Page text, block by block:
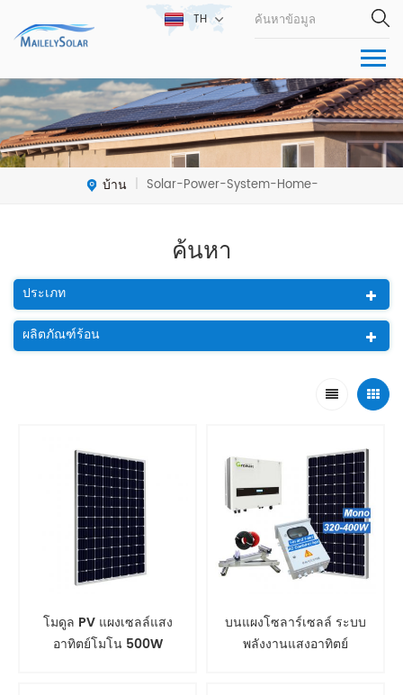
TH
บ้าน | Solar-Power-System-Home-
ค้นหา
ประเภท
ผลิตภัณฑ์ร้อน
โมดูล PV แผงเซลล์แสง
อาทิตย์โมโน 500W
บนแผงโซลาร์เซลล์ ระบบ
พลังงานแสงอาทิตย์